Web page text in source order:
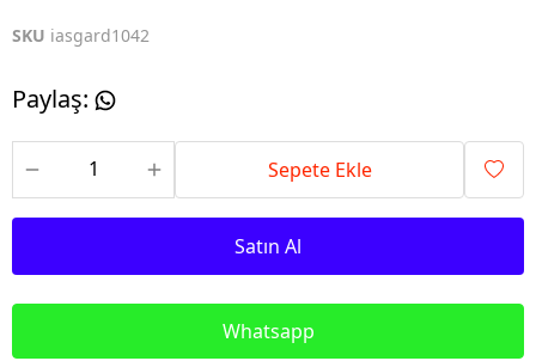
SKU iasgard1042
Paylaş:
Sepete Ekle
Satın Al
Whatsapp